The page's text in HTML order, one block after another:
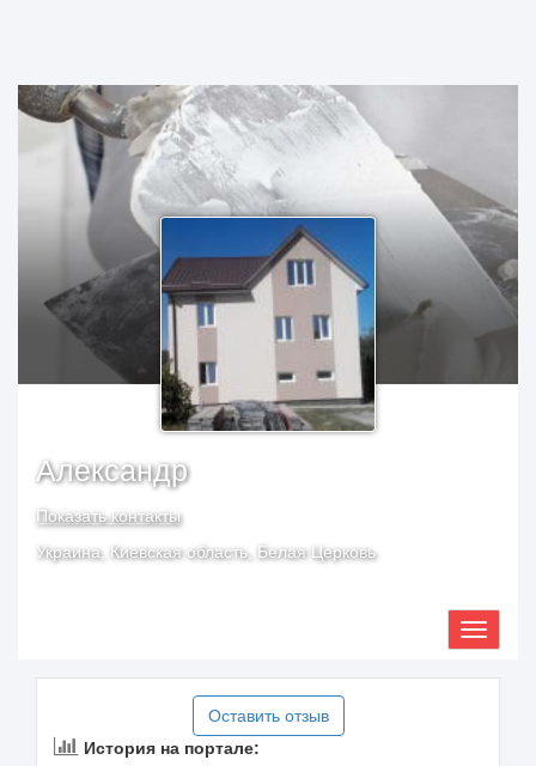
Александр
Показать контакты
Украина, Киевская область, Белая Церковь
Оставить отзыв
История на портале: